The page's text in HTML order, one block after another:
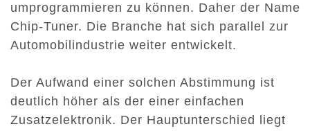
umprogrammieren zu können. Daher der Name
Chip-Tuner. Die Branche hat sich parallel zur
Automobilindustrie weiter entwickelt.
Der Aufwand einer solchen Abstimmung ist
deutlich höher als der einer einfachen
Zusatzelektronik. Der Hauptunterschied liegt